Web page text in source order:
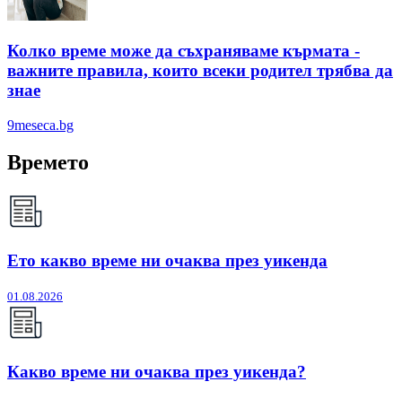
Колко време може да съхраняваме кърмата -
важните правила, които всеки родител трябва да
знае
9meseca.bg
Времето
Ето какво време ни очаква през уикенда
01.08.2026
Какво време ни очаква през уикенда?